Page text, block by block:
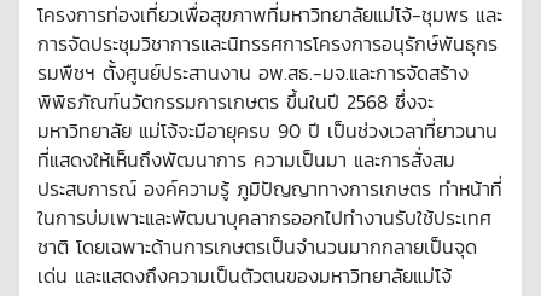
โครงการท่องเที่ยวเพื่อสุขภาพที่มหาวิทยาลัยแม่โจ้-ชุมพร และ
การจัดประชุมวิชาการและนิทรรศการโครงการอนุรักษ์พันธุกร
รมพืชฯ ตั้งศูนย์ประสานงาน อพ.สธ.-มจ.และการจัดสร้าง
พิพิธภัณฑ์นวัตกรรมการเกษตร ขึ้นในปี 2568 ซึ่งจะ
มหาวิทยาลัย แม่โจ้จะมีอายุครบ 90 ปี เป็นช่วงเวลาที่ยาวนาน
ที่แสดงให้เห็นถึงพัฒนาการ ความเป็นมา และการสั่งสม
ประสบการณ์ องค์ความรู้ ภูมิปัญญาทางการเกษตร ทำหน้าที่
ในการบ่มเพาะและพัฒนาบุคลากรออกไปทำงานรับใช้ประเทศ
ชาติ โดยเฉพาะด้านการเกษตรเป็นจำนวนมากกลายเป็นจุด
เด่น และแสดงถึงความเป็นตัวตนของมหาวิทยาลัยแม่โจ้